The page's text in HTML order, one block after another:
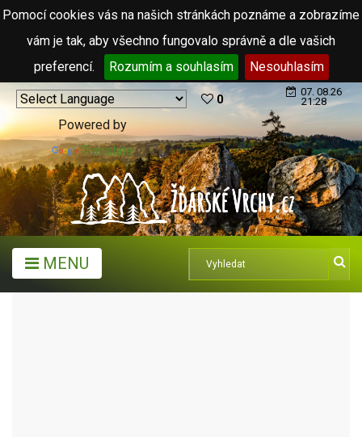
Pomocí cookies vás na našich stránkách poznáme a zobrazíme
vám je tak, aby všechno fungovalo správně a dle vašich
preferencí.
Rozumím a souhlasím Nesouhlasím
Powered by
Translate
0
07. 08.26
21:28
MENU